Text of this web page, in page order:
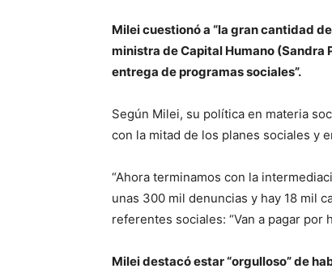
Milei cuestionó a “la gran cantidad
ministra de Capital Humano
entrega de programas sociales”.
Según Milei, su política en materia
con la mitad de los planes sociales y
“Ahora terminamos con la
unas 300 mil denuncias y hay 18 mil
referentes sociales: “Van a pagar por
Milei destacó estar “orgulloso” de